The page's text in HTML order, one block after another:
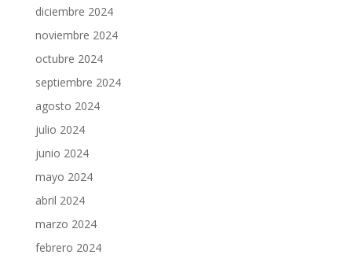
diciembre 2024
noviembre 2024
octubre 2024
septiembre 2024
agosto 2024
julio 2024
junio 2024
mayo 2024
abril 2024
marzo 2024
febrero 2024